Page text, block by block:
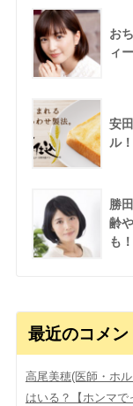
お
ィ
安
ル
勝
齢
も！
最近のコメン
高尾美穂(医師・ホ
はいる？【ホンマで